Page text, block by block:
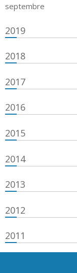
septembre
2019
2018
2017
2016
2015
2014
2013
2012
2011